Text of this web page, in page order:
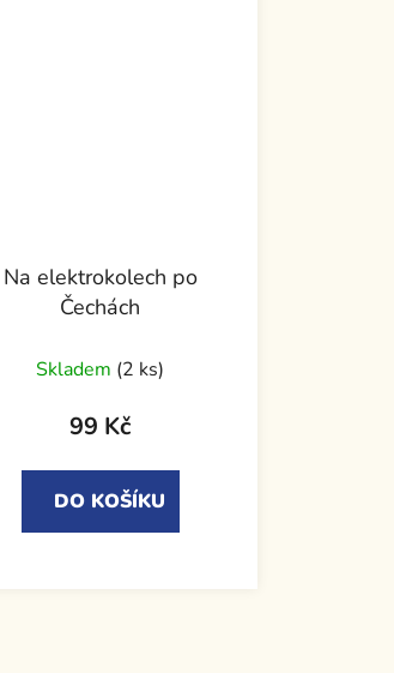
Na elektrokolech po
Čechách
Skladem (2 ks)
99 Kč
DO KOŠÍKU